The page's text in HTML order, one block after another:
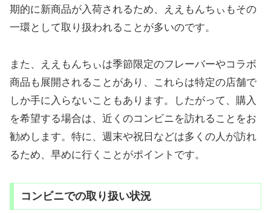
期的に新商品が入荷されるため、ええもんちぃもその
一環として取り扱われることが多いのです。
また、ええもんちぃは季節限定のフレーバーやコラボ
商品も展開されることがあり、これらは特定の店舗で
しか手に入らないこともあります。したがって、購入
を希望する場合は、近くのコンビニを訪れることをお
勧めします。特に、週末や祝日などは多くの人が訪れ
るため、早めに行くことがポイントです。
コンビニでの取り扱い状況